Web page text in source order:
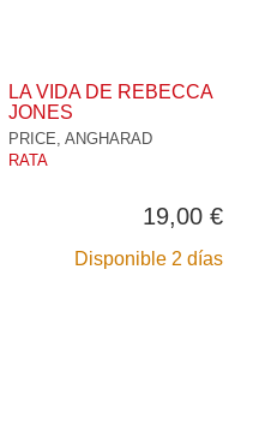
LA VIDA DE REBECCA
JONES
PRICE, ANGHARAD
RATA
19,00 €
Disponible 2 días